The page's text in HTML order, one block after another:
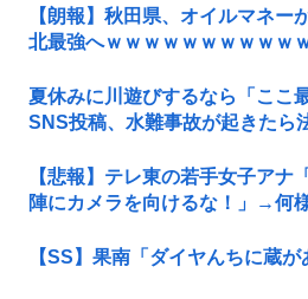
【朗報】秋田県、オイルマネー
北最強へｗｗｗｗｗｗｗｗｗｗ
夏休みに川遊びするなら「ここ
SNS投稿、水難事故が起きたら
【悲報】テレ東の若手女子アナ
陣にカメラを向けるな！」→何
【SS】果南「ダイヤんちに蔵が